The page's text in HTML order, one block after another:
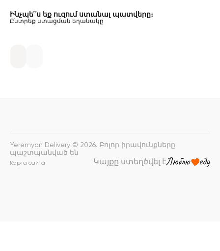
Ինչպե՞ս եք ուզում ստանալ պատվերը։
Ընտրեք ստացման եղանակը
Yeremyan Delivery © 2026. Բոլոր իրավունքները
պաշտպանված են
Карта сайта Կայքը ստեղծվել է